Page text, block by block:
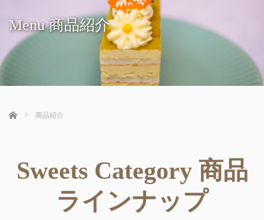
Menu 商品紹介
ホーム 商品紹介
Sweets Category 商品
ラインナップ